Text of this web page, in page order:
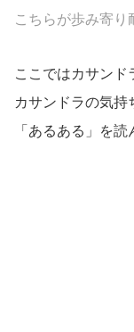
こちらが歩み寄り
ここではカサンド
カサンドラの気持
「あるある」を